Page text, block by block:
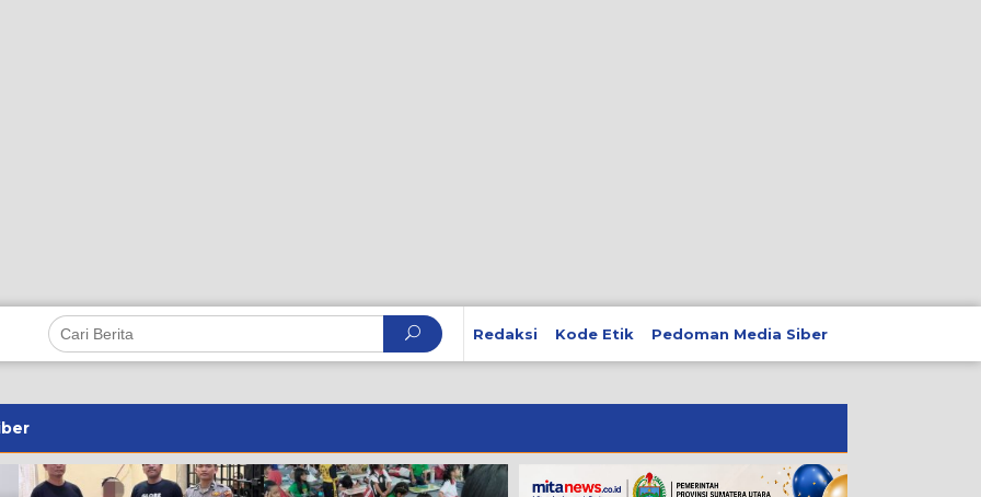
Redaksi Kode Etik Pedoman Media Siber